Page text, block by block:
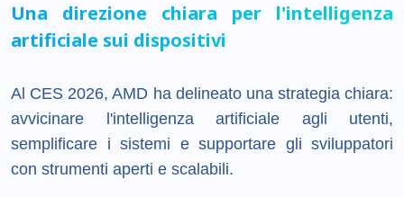
Una direzione chiara per l'intelligenza
artificiale sui dispositivi
Al CES 2026, AMD ha delineato una strategia chiara:
avvicinare l'intelligenza artificiale agli utenti,
semplificare i sistemi e supportare gli sviluppatori
con strumenti aperti e scalabili.